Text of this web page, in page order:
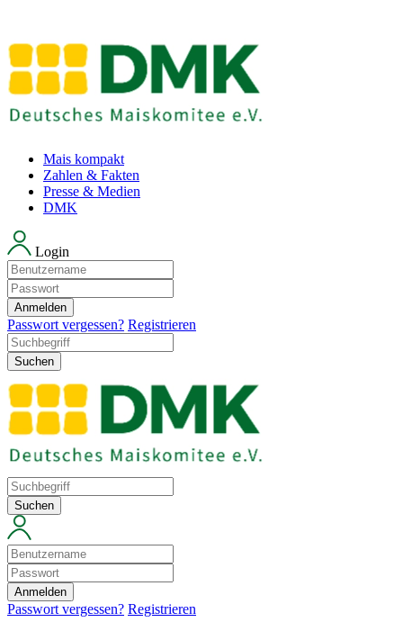
Mais kompakt
Zahlen & Fakten
Presse & Medien
DMK
Login
Anmelden
Passwort vergessen? Registrieren
Suchen
Suchen
Anmelden
Passwort vergessen? Registrieren